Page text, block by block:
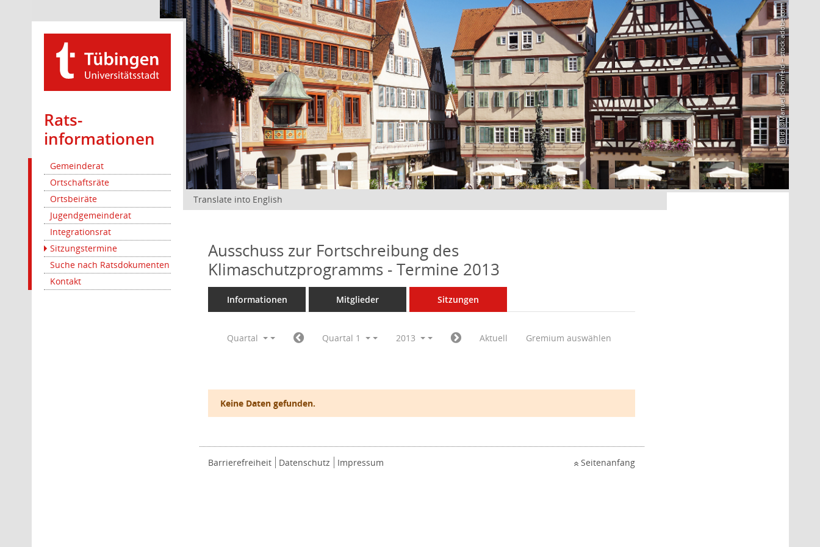
Rats­
informationen
Gemeinderat
Ortschaftsräte
Ortsbeiräte
Jugendgemeinderat
Integrationsrat
Sitzungstermine
Suche nach Ratsdokumenten
Kontakt
Bild: @Manuel Schönfeld – stock.adobe.com
Translate into English
Ausschuss zur Fortschreibung des
Klimaschutzprogramms - Termine 2013
Informationen Mitglieder Sitzungen
Quartal Quartal 1 2013 Aktuell Gremium auswählen
Keine Daten gefunden.
Barrierefreiheit Datenschutz Impressum Seitenanfang